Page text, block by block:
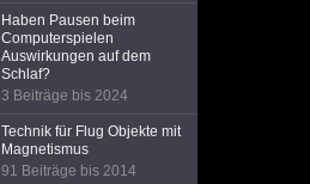
Haben Pausen beim
Computerspielen
Auswirkungen auf dem
Schlaf?
3 Beiträge bis 2024
Technik für Flug Objekte mit
Magnetismus
91 Beiträge bis 2014